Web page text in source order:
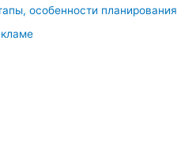
особенности планирования